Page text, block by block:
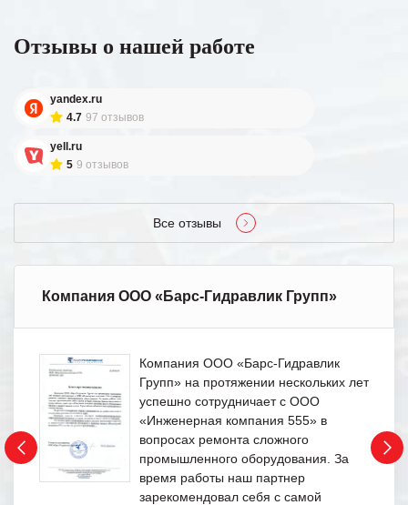
Отзывы о нашей работе
yandex.ru
4.7 97 отзывов
yell.ru
5 9 отзывов
Все отзывы
Компания ООО «Барс-Гидравлик Групп»
Компания ООО «Барс-Гидравлик
Групп» на протяжении нескольких лет
успешно сотрудничает с ООО
«Инженерная компания 555» в
вопросах ремонта сложного
промышленного оборудования. За
время работы наш партнер
зарекомендовал себя с самой